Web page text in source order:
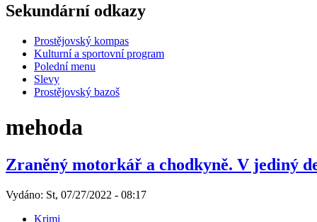
Sekundární odkazy
Prostějovský kompas
Kulturní a sportovní program
Polední menu
Slevy
Prostějovský bazoš
mehoda
Zraněný motorkář a chodkyně. V jediný
Vydáno: St, 07/27/2022 - 08:17
Krimi